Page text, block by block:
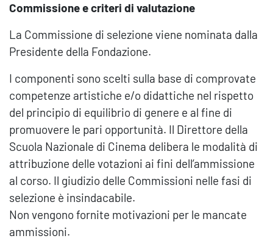
Commissione e criteri di valutazione
La Commissione di selezione viene nominata dalla
Presidente della Fondazione.
I componenti sono scelti sulla base di comprovate
competenze artistiche e/o didattiche nel rispetto
del principio di equilibrio di genere e al fine di
promuovere le pari opportunità. Il Direttore della
Scuola Nazionale di Cinema delibera le modalità di
attribuzione delle votazioni ai fini dell’ammissione
al corso. Il giudizio delle Commissioni nelle fasi di
selezione è insindacabile.
Non vengono fornite motivazioni per le mancate
ammissioni.